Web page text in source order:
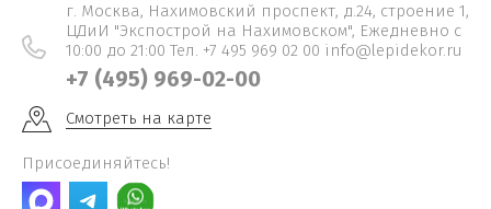
г. Москва, Нахимовский проспект, д.24, строение 1,
ЦДиИ "Экспострой на Нахимовском", Ежедневно c
10:00 до 21:00 Тел. +7 495 969 02 00 info@lepidekor.ru
+7 (495) 969-02-00
Смотреть на карте
Присоединяйтесь!